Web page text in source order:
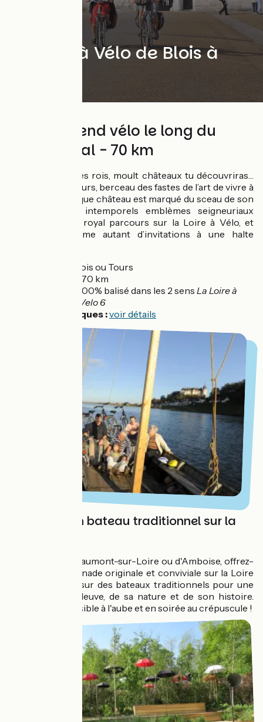
La Loire à Vélo de Blois à
Un week-end vélo le long du
fleuve royal - 70 km
Dans la vallée des rois, moult châteaux tu découvriras…
entre Blois et Tours, berceau des fastes de l’art de vivre à
la française, chaque château est marqué du sceau de son
souverain. Ces intemporels emblèmes seigneuriaux
jalonnent votre royal parcours sur la Loire à Vélo, et
résonnent comme autant d’invitations à une halte
Blois ou Tours
70 km
100% balisé dans les 2 sens La Loire à
Vélo / EuroVelo 6
Infos pratiques :voir détails
Une sortie en bateau traditionnel sur la
Au départ de Chaumont-sur-Loire ou d'Amboise, offrez-
vous une promenade originale et conviviale sur la Loire
en embarquant sur des bateaux traditionnels pour une
découverte du fleuve, de sa nature et de son histoire.
Promenade possible à l'aube et en soirée au crépuscule !